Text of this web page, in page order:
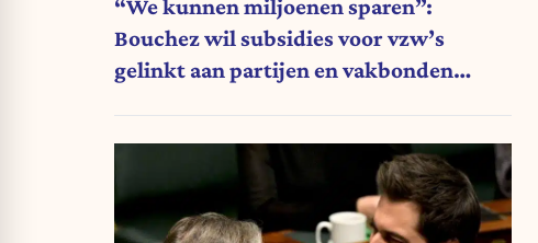
“We kunnen miljoenen sparen”:
Bouchez wil subsidies voor vzw’s
gelinkt aan partijen en vakbonden